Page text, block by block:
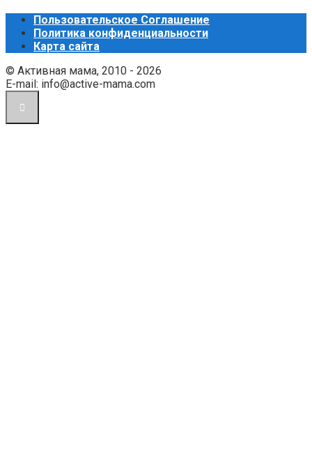
Пользовательское Соглашение
Политика конфиденциальности
Карта сайта
© Активная мама, 2010 - 2026
E-mail: info@active-mama.com